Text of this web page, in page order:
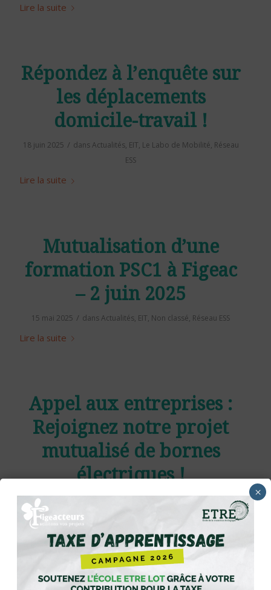
Lire la suite
Répondez à l’enquête sur
les déplacements
domicile-travail !
18 juin 2025 / dansActualités, EIT, Le Labo de Mobilité, Réseau
ESS
Lire la suite
Mutualisation d’une
formation PSC1 à Figeac
– 2 juin 2025
15 mai 2025 / dansActualités, EIT, Non classé, Réseau ESS
Lire la suite
Appel aux entreprises :
Rejoignez notre projet
mutualisé de bornes
électriques !
15 mai 2025 / dansActualités,EIT,Non classé,Réseau ESS
Lire la suite
Compostage en
×